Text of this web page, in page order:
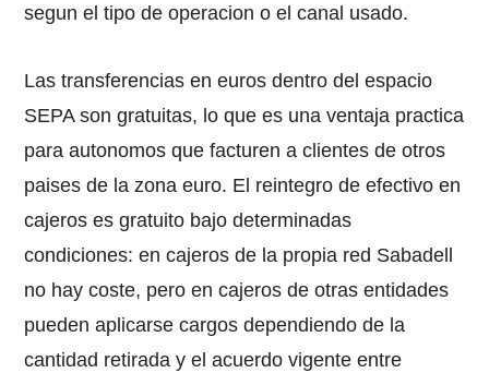
segun el tipo de operacion o el canal usado.
Las transferencias en euros dentro del espacio
SEPA son gratuitas, lo que es una ventaja practica
para autonomos que facturen a clientes de otros
paises de la zona euro. El reintegro de efectivo en
cajeros es gratuito bajo determinadas
condiciones: en cajeros de la propia red Sabadell
no hay coste, pero en cajeros de otras entidades
pueden aplicarse cargos dependiendo de la
cantidad retirada y el acuerdo vigente entre